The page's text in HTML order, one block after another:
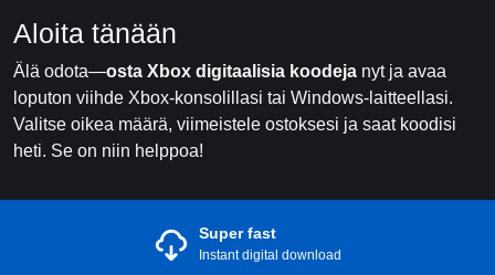
Aloita tänään
Älä odota—osta Xbox digitaalisia koodeja nyt ja avaa
loputon viihde Xbox-konsolillasi tai Windows-laitteellasi.
Valitse oikea määrä, viimeistele ostoksesi ja saat koodisi
heti. Se on niin helppoa!
Super fast
Instant digital download